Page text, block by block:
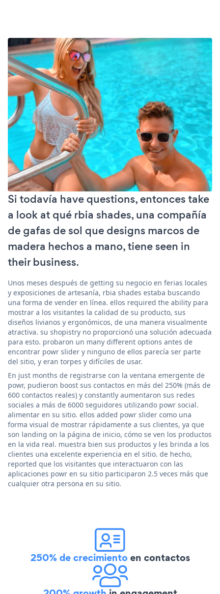
Si todavía have questions, entonces take
a look at qué rbia shades, una compañía
de gafas de sol que designs marcos de
madera hechos a mano, tiene seen in
their business.
Unos meses después de getting su negocio en ferias locales
y exposiciones de artesanía, rbia shades estaba buscando
una forma de vender en línea. ellos required the ability para
mostrar a los visitantes la calidad de su producto, sus
diseños livianos y ergonómicos, de una manera visualmente
atractiva. su shopistry no proporcionó una solución adecuada
para esto. probaron un many different options antes de
encontrar powr slider y ninguno de ellos parecía ser parte
del sitio, y eran torpes y difíciles de usar.
En just months de registrarse con la ventana emergente de
powr, pudieron boost sus contactos en más del 250% (más de
600 contactos reales) y constantly aumentaron sus redes
sociales a más de 6000 seguidores utilizando powr social.
alimentar en su sitio. ellos added powr slider como una
forma visual de mostrar rápidamente a sus clientes, ya que
son landing on la página de inicio, cómo se ven los productos
en la vida real. muestra bien sus productos y les brinda a los
clientes una excelente experiencia en el sitio. de hecho,
reported que los visitantes que interactuaron con las
aplicaciones powr en su sitio participaron 2.5 veces más que
cualquier otra persona en su sitio.
250% de crecimientoen contactos